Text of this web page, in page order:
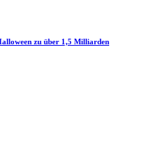
zu über 1,5 Milliarden